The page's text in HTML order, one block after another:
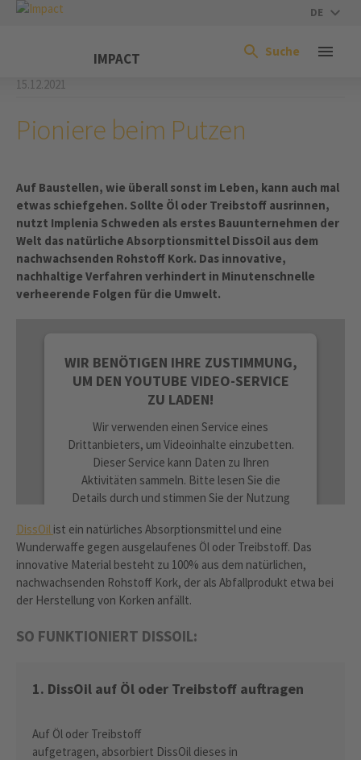
DE
IMPACT Suche
15.12.2021
Pioniere beim Putzen
Auf Baustellen, wie überall sonst im Leben, kann auch mal
etwas schiefgehen. Sollte Öl oder Treibstoff ausrinnen,
nutzt Implenia Schweden als erstes Bauunternehmen der
Welt das natürliche Absorptionsmittel DissOil aus dem
nachwachsenden Rohstoff Kork. Das innovative,
nachhaltige Verfahren verhindert in Minutenschnelle
verheerende Folgen für die Umwelt.
WIR BENÖTIGEN IHRE ZUSTIMMUNG,
UM DEN YOUTUBE VIDEO-SERVICE
ZU LADEN!
Wir verwenden einen Service eines
Drittanbieters, um Videoinhalte einzubetten.
Dieser Service kann Daten zu Ihren
Aktivitäten sammeln. Bitte lesen Sie die
Details durch und stimmen Sie der Nutzung
MEHR INFORMATIONEN
AKZEPTIEREN
powered byUsercentrics Consent
DissOil ist ein natürliches Absorptionsmittel und eine
Wunderwaffe gegen ausgelaufenes Öl oder Treibstoff. Das
innovative Material besteht zu 100% aus dem natürlichen,
nachwachsenden Rohstoff Kork, der als Abfallprodukt etwa bei
der Herstellung von Korken anfällt.
SO FUNKTIONIERT DISSOIL:
1. DissOil auf Öl oder Treibstoff auftragen
Auf Öl oder Treibstoff
aufgetragen, absorbiert DissOil dieses in